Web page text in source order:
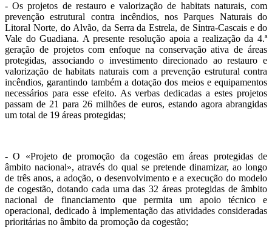
- Os projetos de restauro e valorização de habitats naturais, com
prevenção estrutural contra incêndios, nos Parques Naturais do
Litoral Norte, do Alvão, da Serra da Estrela, de Sintra-Cascais e do
Vale do Guadiana. A presente resolução apoia a realização da 4.ª
geração de projetos com enfoque na conservação ativa de áreas
protegidas, associando o investimento direcionado ao restauro e
valorização de habitats naturais com a prevenção estrutural contra
incêndios, garantindo também a dotação dos meios e equipamentos
necessários para esse efeito. As verbas dedicadas a estes projetos
passam de 21 para 26 milhões de euros, estando agora abrangidas
um total de 19 áreas protegidas;
- O «Projeto de promoção da cogestão em áreas protegidas de
âmbito nacional», através do qual se pretende dinamizar, ao longo
de três anos, a adoção, o desenvolvimento e a execução do modelo
de cogestão, dotando cada uma das 32 áreas protegidas de âmbito
nacional de financiamento que permita um apoio técnico e
operacional, dedicado à implementação das atividades consideradas
prioritárias no âmbito da promoção da cogestão;